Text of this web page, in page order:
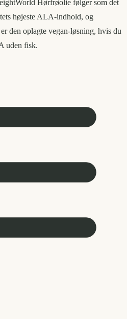
Hørfrøolie følger som det
højeste ALA-indhold, og
den oplagte vegan-løsning, hvis du
uden fisk.